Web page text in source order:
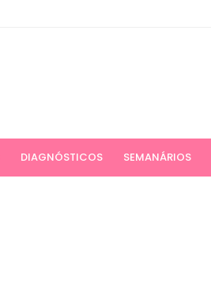
DIAGNÓSTICOS SEMANÁRIOS